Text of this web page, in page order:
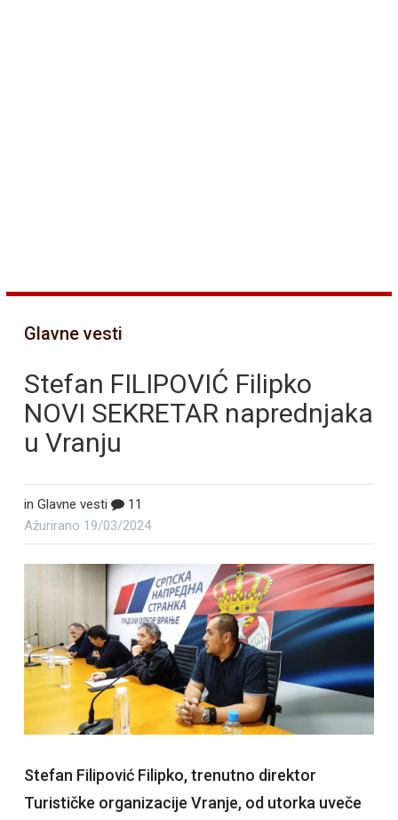
Glavne vesti
Stefan FILIPOVIĆ Filipko
NOVI SEKRETAR naprednjaka
u Vranju
in Glavne vesti
11
Ažurirano 19/03/2024
Stefan Filipović Filipko, trenutno direktor
Turističke organizacije Vranje, od utorka uveče